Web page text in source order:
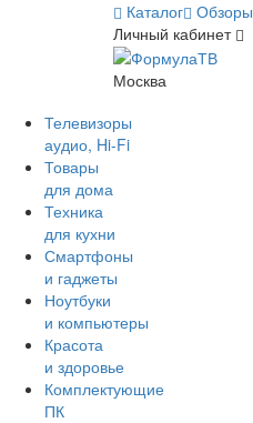
Каталог Обзоры
Личный кабинет
Москва
Телевизоры
аудио, Hi-Fi
Товары
для дома
Техника
для кухни
Смартфоны
и гаджеты
Ноутбуки
и компьютеры
Красота
и здоровье
Комплектующие
ПК